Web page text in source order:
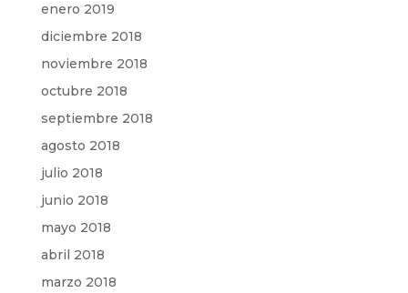
enero 2019
diciembre 2018
noviembre 2018
octubre 2018
septiembre 2018
agosto 2018
julio 2018
junio 2018
mayo 2018
abril 2018
marzo 2018